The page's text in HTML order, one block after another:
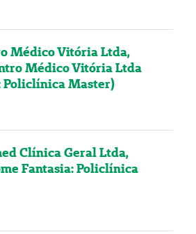
Médico Vitória Ltda,
Médico Vitória Ltda
Policlínica Master)
Clínica Geral Ltda,
Fantasia: Policlínica